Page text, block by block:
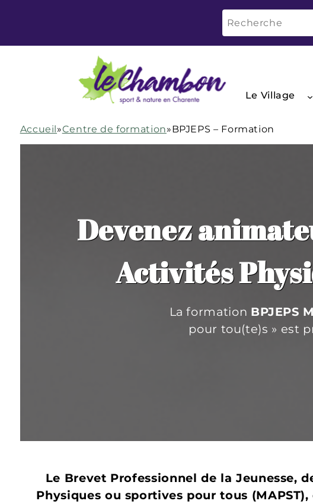
Le Village
Accueil»Centre de formation»BPJEPS – Formation
Devenez
Activités
La formation BPJEPS
pour tou(te)s » est
Le Brevet Professionnel de la Jeunesse,
Physiques ou sportives pour tous